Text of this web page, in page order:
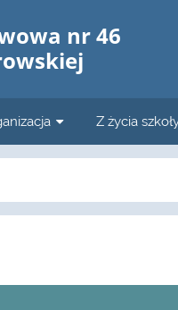
nr 46
Z życia